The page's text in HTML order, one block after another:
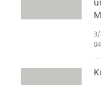
Nach